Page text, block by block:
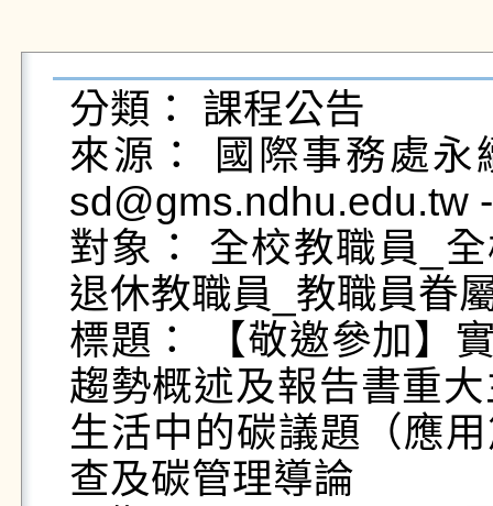
分類： 課程公告
來源： 國際事務處
sd@gms.ndhu.edu.tw
對象： 全校教職員_
退休教職員_教職員眷
標題： 【敬邀參加】
趨勢概述及報告書重
生活中的碳議題（應
查及碳管理導論